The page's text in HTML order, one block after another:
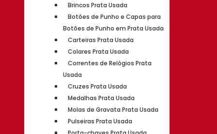
Brincos Prata Usada
Botões de Punho e Capas para
Botões de Punho em Prata Usada
Carteiras Prata Usada
Colares Prata Usada
Correntes de Relógios Prata
Usada
Cruzes Prata Usada
Medalhas Prata Usada
Molas de Gravata Prata Usada
Pulseiras Prata Usada